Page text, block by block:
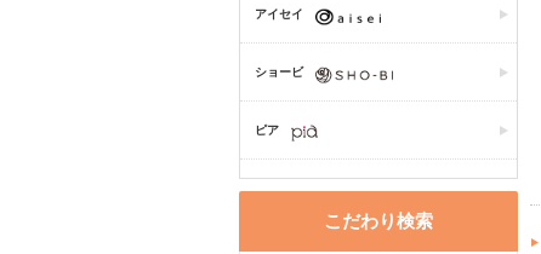
アイセイ
ショービ
ピア
こだわり検索